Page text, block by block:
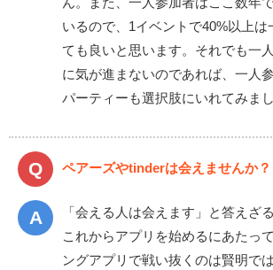
いるので、1イベントで40%以上は
ても良いと思います。それでも一
に気が進まないのであれば、一人
パーティーも選択肢にいれてみまし
ペアーズやtinderは会えませんか？
「会える人は会えます」と答えざ
これからアプリを始めるにあたっ
ングアプリで戦い抜くのは賢明で